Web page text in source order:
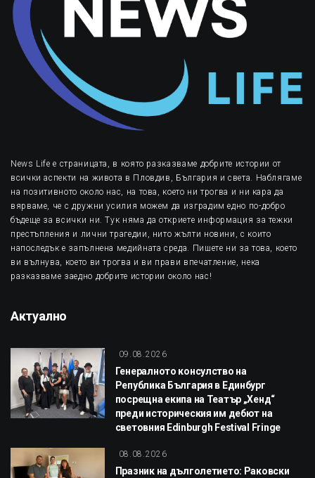
News Life е страницата, в която разказваме добрите истории от
всички аспекти на живота в Пловдив, България и света. Наблягаме
на позитивното около нас, на това, което ни трогва и ни кара да
вярваме, че с дружни усилия можем да изградим едно по-добро
бъдеще за всички ни. Тук няма да откриете информация за тежки
престъпления и лични трагедии, нито жълти новини, с които
напоследък е запълнена медийната среда. Пишете ни за това, което
ви вълнува, което ви трогва и ви прави впечатление, нека
разказваме заедно добрите истории около нас!
Актуално
09.08.2026
Генералното консулство на
Република България в Единбург
посрещна екипа на Театър „Хенд“
преди историческия им дебют на
световния Edinburgh Festival Fringe
08.08.2026
Празник на дълголетието: Раковски